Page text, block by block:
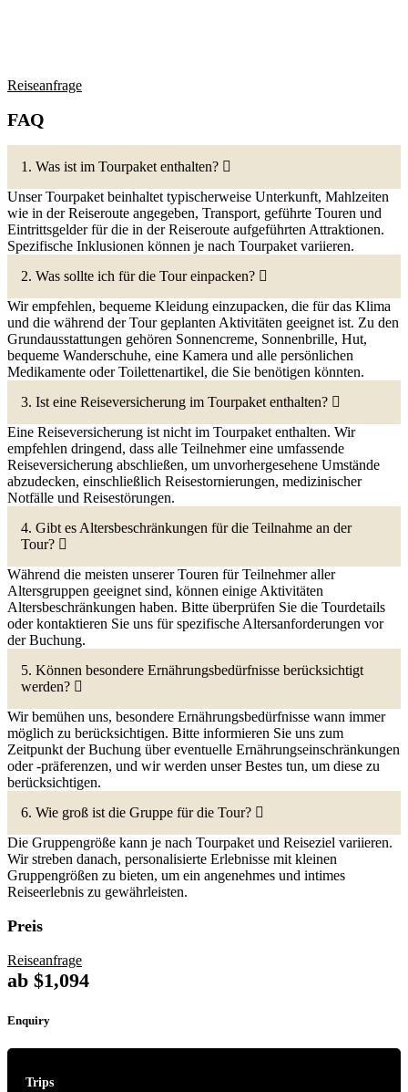
Reiseanfrage
FAQ
1. Was ist im Tourpaket enthalten?
Unser Tourpaket beinhaltet typischerweise Unterkunft, Mahlzeiten
wie in der Reiseroute angegeben, Transport, geführte Touren und
Eintrittsgelder für die in der Reiseroute aufgeführten Attraktionen.
Spezifische Inklusionen können je nach Tourpaket variieren.
2. Was sollte ich für die Tour einpacken?
Wir empfehlen, bequeme Kleidung einzupacken, die für das Klima
und die während der Tour geplanten Aktivitäten geeignet ist. Zu den
Grundausstattungen gehören Sonnencreme, Sonnenbrille, Hut,
bequeme Wanderschuhe, eine Kamera und alle persönlichen
Medikamente oder Toilettenartikel, die Sie benötigen könnten.
3. Ist eine Reiseversicherung im Tourpaket enthalten?
Eine Reiseversicherung ist nicht im Tourpaket enthalten. Wir
empfehlen dringend, dass alle Teilnehmer eine umfassende
Reiseversicherung abschließen, um unvorhergesehene Umstände
abzudecken, einschließlich Reisestornierungen, medizinischer
Notfälle und Reisestörungen.
4. Gibt es Altersbeschränkungen für die Teilnahme an der
Tour?
Während die meisten unserer Touren für Teilnehmer aller
Altersgruppen geeignet sind, können einige Aktivitäten
Altersbeschränkungen haben. Bitte überprüfen Sie die Tourdetails
oder kontaktieren Sie uns für spezifische Altersanforderungen vor
der Buchung.
5. Können besondere Ernährungsbedürfnisse berücksichtigt
werden?
Wir bemühen uns, besondere Ernährungsbedürfnisse wann immer
möglich zu berücksichtigen. Bitte informieren Sie uns zum
Zeitpunkt der Buchung über eventuelle Ernährungseinschränkungen
oder -präferenzen, und wir werden unser Bestes tun, um diese zu
berücksichtigen.
6. Wie groß ist die Gruppe für die Tour?
Die Gruppengröße kann je nach Tourpaket und Reiseziel variieren.
Wir streben danach, personalisierte Erlebnisse mit kleinen
Gruppengrößen zu bieten, um ein angenehmes und intimes
Reiseerlebnis zu gewährleisten.
Preis
Reiseanfrage
ab $1,094
Enquiry
Trips